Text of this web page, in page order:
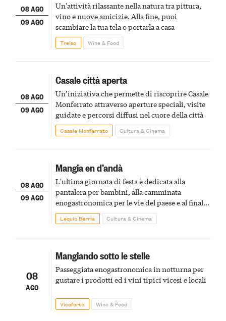
08 AGO
09 AGO
Un'attività rilassante nella natura tra pittura,
vino e nuove amicizie. Alla fine, puoi
scambiare la tua tela o portarla a casa
Treiso Wine & Food
08 AGO
09 AGO
Casale città aperta
Un’iniziativa che permette di riscoprire Casale
Monferrato attraverso aperture speciali, visite
guidate e percorsi diffusi nel cuore della città
Casale Monferrato Cultura & Cinema
08 AGO
09 AGO
Mangia en d’andà
L'ultima giornata di festa è dedicata alla
pantalera per bambini, alla camminata
enogastronomica per le vie del paese e al finale
pirotecnico
Lequio Berria Cultura & Cinema
08
AGO
Mangiando sotto le stelle
Passeggiata enogastronomica in notturna per
gustare i prodotti ed i vini tipici vicesi e locali
Vicoforte Wine & Food